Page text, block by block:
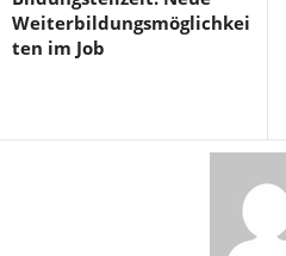
Weiterbildungsmöglichkei
ten im Job